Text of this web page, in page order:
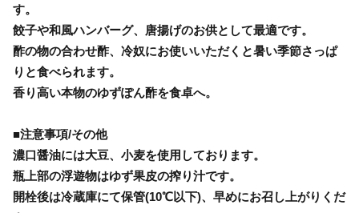
す。
餃子や和風ハンバーグ、唐揚げのお供として最適です。
酢の物の合わせ酢、冷奴にお使いいただくと暑い季節さっぱ
りと食べられます。
香り高い本物のゆずぽん酢を食卓へ。
■注意事項/その他
濃口醤油には大豆、小麦を使用しております。
瓶上部の浮遊物はゆず果皮の搾り汁です。
開栓後は冷蔵庫にて保管(10℃以下)、早めにお召し上がりくだ